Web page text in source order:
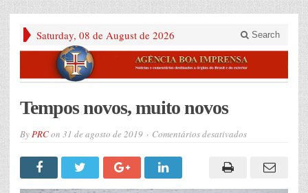
Saturday, 08 de August de 2026 Search
Tempos novos, muito novos
ByPRCon 31 de agosto de 2019 Comentários desativadosem
muito
novos